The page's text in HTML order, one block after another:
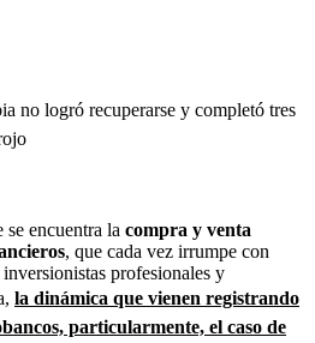
no logró recuperarse y completó tres
encuentra la compra y venta
, que cada vez irrumpe con
profesionales y
la dinámica que vienen registrando
particularmente, el caso de